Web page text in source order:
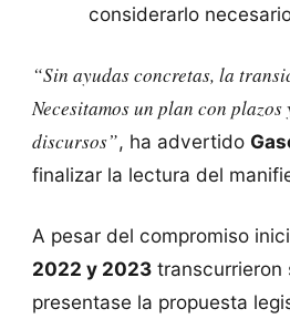
considerarlo
“Sin ayudas concretas, la
Necesitamos un plan con plazos
discursos”, ha advertido
finalizar la lectura del
A pesar del compromiso
2022 y 2023transcurrieron
presentase la propuesta